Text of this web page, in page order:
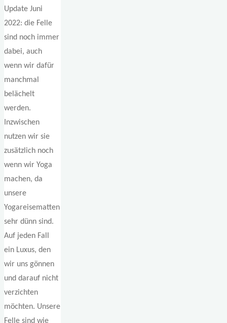
Update Juni
2022: die Felle
sind noch immer
dabei, auch
wenn wir dafür
manchmal
belächelt
werden.
Inzwischen
nutzen wir sie
zusätzlich noch
wenn wir Yoga
machen, da
unsere
Yogareisematten
sehr dünn sind.
Auf jeden Fall
ein Luxus, den
wir uns gönnen
und darauf nicht
verzichten
möchten. Unsere
Felle sind wie